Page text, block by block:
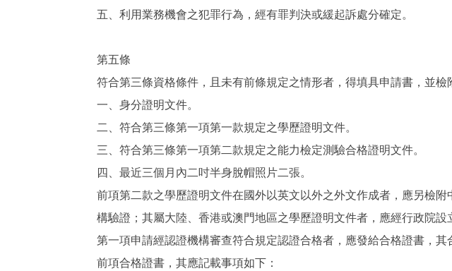
五、利用業務機會之犯罪行為，經有罪判決或緩起訴處分確定。
第五條
符合第三條資格條件，且未有前條規定之情形者，得填具申請書，並
一、身分證明文件。
二、符合第三條第一項第一款規定之學歷證明文件。
三、符合第三條第一項第二款規定之能力檢定測驗合格證明文件。
四、最近三個月內二吋半身脫帽照片二張。
前項第二款之學歷證明文件在國外以英文以外之外文作成者，應另檢
構驗證；其屬大陸、香港或澳門地區之學歷證明文件者，應經行政院設
第一項申請經認證機構審查符合規定認證合格者，應發給合格證書，其
前項合格證書，其應記載事項如下：